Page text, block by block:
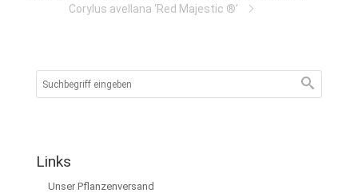
Corylus avellana ‘Red Majestic ®’
Links
Unser Pflanzenversand